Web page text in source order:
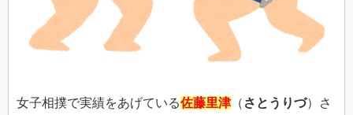
女子相撲で実績をあげている佐藤里津（ さとうりづ）さ